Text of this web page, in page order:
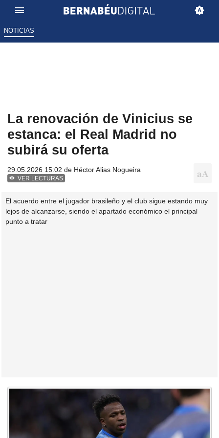
NOTICIAS
La renovación de Vinicius se
estanca: el Real Madrid no
subirá su oferta
29.05.2026 15:02 de Héctor Alias Nogueira
VER LECTURAS
El acuerdo entre el jugador brasileño y el club sigue estando muy
lejos de alcanzarse, siendo el apartado económico el principal
punto a tratar